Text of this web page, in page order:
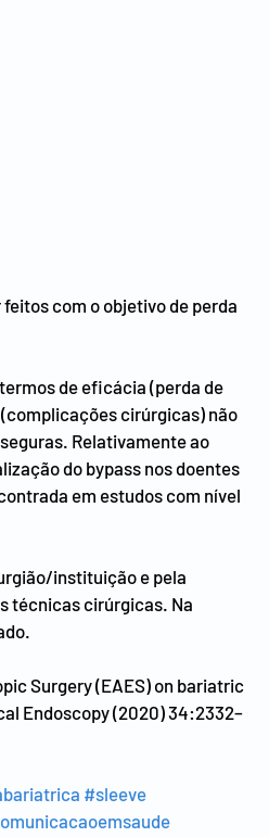
com o objetivo de perda
de eficácia (perda de
cirúrgicas) não
Relativamente ao
do bypass nos doentes
em estudos com nível
instituição e pela
técnicas cirúrgicas. Na
Surgery (EAES) on bariatric
Endoscopy (2020) 34:2332–
#sleeve